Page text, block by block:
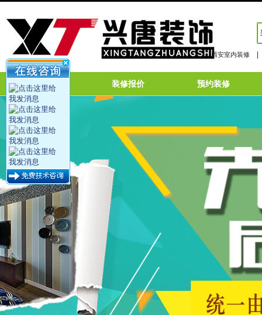
西安室内装修
网站首页 装修报价 预约装修